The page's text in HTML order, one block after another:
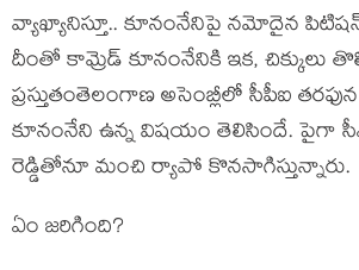
వ్యాఖ్యానిస్తూ.. కూనంనేనిపై న‌మోదైన
దీంతో కామ్రెడ్ కూనంనేనికి ఇక‌, చిక్కులు
ప్ర‌స్తుతంతెలంగాణ అసెంబ్లీలో సీపీఐ
కూనంనేని ఉన్న విష‌యం తెలిసిందే. పైగా
రెడ్డితోనూ మంచి ర్యాపో కొన‌సాగిస్తున్నారు.
ఏం జ‌రిగింది?